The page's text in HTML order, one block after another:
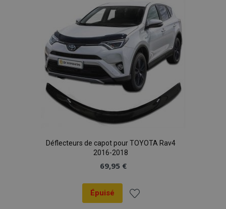
d'achats
Déflecteurs de capot pour TOYOTA Rav4
2016-2018
69,95 €
Épuisé